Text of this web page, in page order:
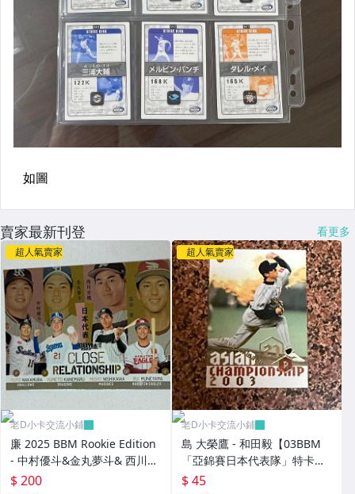
賣家最新刊登 看更多
超人氣賣家
老D小卡交流小鋪
廉 2025 BBM Rookie Edition
- 中村優斗&金丸夢斗& 西川史
礁& 宗山塁 ("日本代表隊"親密
$ 200
超人氣賣家
老D小卡交流小鋪
島 大榮鷹 - 和田毅【03BBM
「亞錦賽日本代表隊」特卡，
NO.AJ10】RC新人卡
$ 45